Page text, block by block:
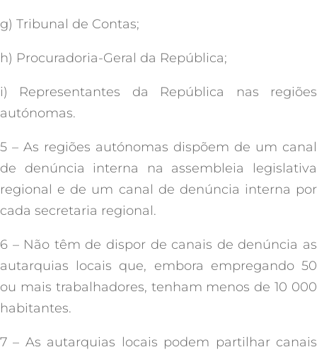
g) Tribunal de Contas;
h) Procuradoria-Geral da República;
i) Representantes da República nas regiões
autónomas.
5 – As regiões autónomas dispõem de um canal
de denúncia interna na assembleia legislativa
regional e de um canal de denúncia interna por
cada secretaria regional.
6 – Não têm de dispor de canais de denúncia as
autarquias locais que, embora empregando 50
ou mais trabalhadores, tenham menos de 10 000
habitantes.
7 – As autarquias locais podem partilhar canais